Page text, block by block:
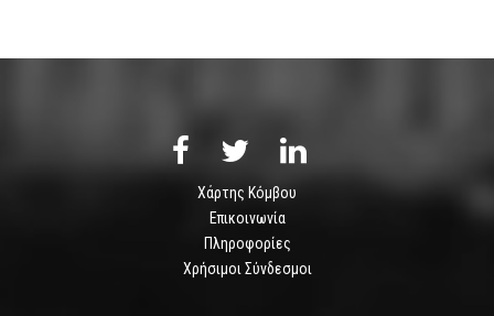
Χάρτης Κόμβου
Επικοινωνία
Πληροφορίες
Χρήσιμοι Σύνδεσμοι